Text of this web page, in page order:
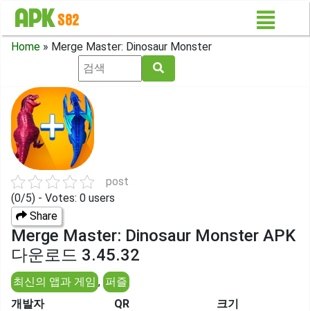
Home » Merge Master: Dinosaur Monster
post
(0/5) - Votes: 0 users
Share
Merge Master: Dinosaur Monster APK
다운로드 3.45.32
최신의 앱과 게임 , 퍼즐
개발자
QR
크기